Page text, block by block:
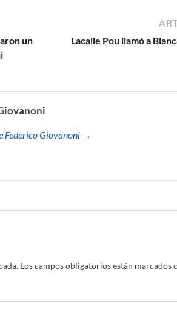
un
Lacalle Pou llamó a
Federico Giovanoni →
Los campos obligatorios están marcados